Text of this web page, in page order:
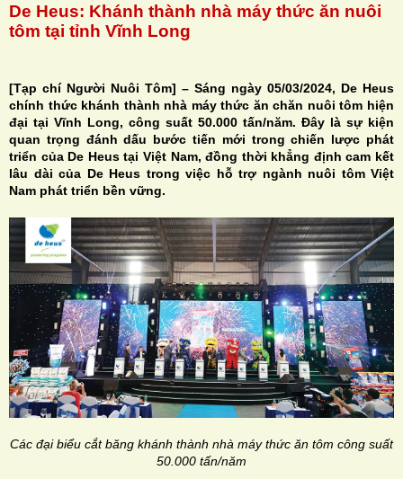
De Heus: Khánh thành nhà máy thức ăn nuôi
tôm tại tỉnh Vĩnh Long
[Tạp chí Người Nuôi Tôm] – Sáng ngày 05/03/2024, De Heus
chính thức khánh thành nhà máy thức ăn chăn nuôi tôm hiện
đại tại Vĩnh Long, công suất 50.000 tấn/năm. Đây là sự kiện
quan trọng đánh dấu bước tiến mới trong chiến lược phát
triển của De Heus tại Việt Nam, đồng thời khẳng định cam kết
lâu dài của De Heus trong việc hỗ trợ ngành nuôi tôm Việt
Nam phát triển bền vững.
Các đại biểu cắt băng khánh thành nhà máy thức ăn tôm công suất
50.000 tấn/năm